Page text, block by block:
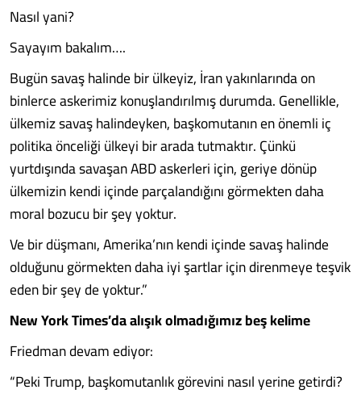
Nasıl yani?
Sayayım bakalım….
Bugün savaş halinde bir ülkeyiz, İran yakınlarında on
binlerce askerimiz konuşlandırılmış durumda. Genellikle,
ülkemiz savaş halindeyken, başkomutanın en önemli iç
politika önceliği ülkeyi bir arada tutmaktır. Çünkü
yurtdışında savaşan ABD askerleri için, geriye dönüp
ülkemizin kendi içinde parçalandığını görmekten daha
moral bozucu bir şey yoktur.
Ve bir düşmanı, Amerika’nın kendi içinde savaş halinde
olduğunu görmekten daha iyi şartlar için direnmeye teşvik
eden bir şey de yoktur.”
New York Times’da alışık olmadığımız beş kelime
Friedman devam ediyor:
“Peki Trump, başkomutanlık görevini nasıl yerine getirdi?